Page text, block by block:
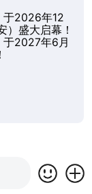
于2026年12
）盛大启幕！
于2027年6月